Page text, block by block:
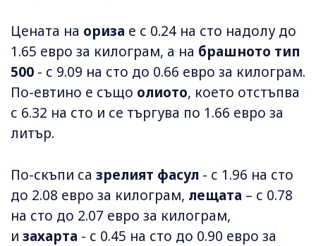
Цената на ориза е с 0.24 на сто надолу до
1.65 евро за килограм, а на брашното тип
500 - с 9.09 на сто до 0.66 евро за килограм.
По-евтино е също олиото, което отстъпва
с 6.32 на сто и се търгува по 1.66 евро за
литър.
По-скъпи са зрелият фасул - с 1.96 на сто
до 2.08 евро за килограм, лещата – с 0.78
на сто до 2.07 евро за килограм,
и захарта - с 0.45 на сто до 0.90 евро за